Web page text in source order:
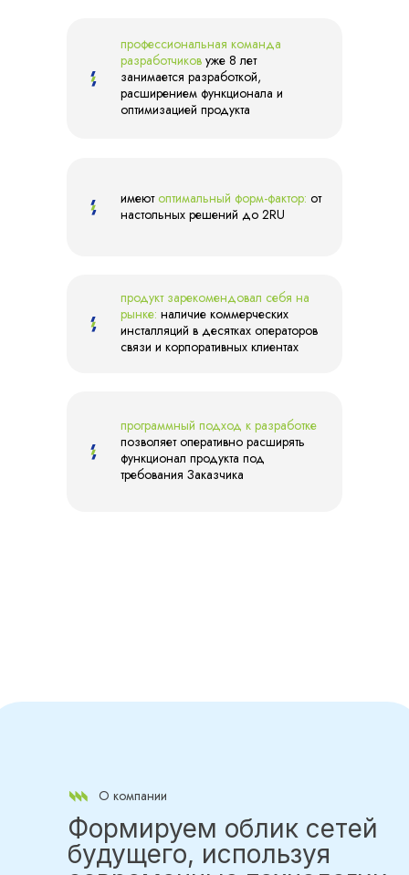
программный подход к разработке
позволяет оперативно расширять
функционал продукта под
требования Заказчика
продукт зарекомендовал себя на
рынке: наличие коммерческих
инсталляций в десятках операторов
связи и корпоративных клиентах
имеют оптимальный форм-фактор: от
настольных решений до 2RU
профессиональная команда
разработчиков уже 8 лет
занимается разработкой,
расширением функционала и
оптимизацией продукта
О компании
Формируем облик сетей
будущего, используя